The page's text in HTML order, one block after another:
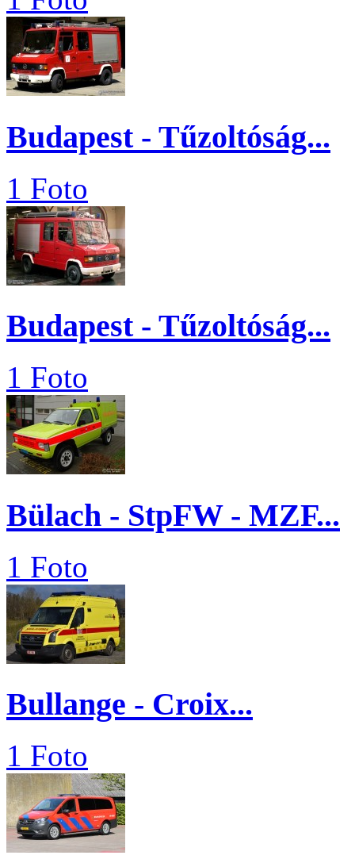
Budapest - Tűzoltóság...
1 Foto
Budapest - Tűzoltóság...
1 Foto
Bülach - StpFW - MZF...
1 Foto
Bullange - Croix...
1 Foto